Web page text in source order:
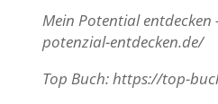
Mein Potential entdecken
potenzial-entdecken.de/
Top Buch: https://top-